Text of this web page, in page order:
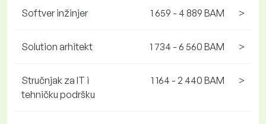
Softver inžinjer 1 659 - 4 889 BAM >
Solution arhitekt 1 734 - 6 560 BAM >
Stručnjak za IT i
tehničku podršku
1 164 - 2 440 BAM >